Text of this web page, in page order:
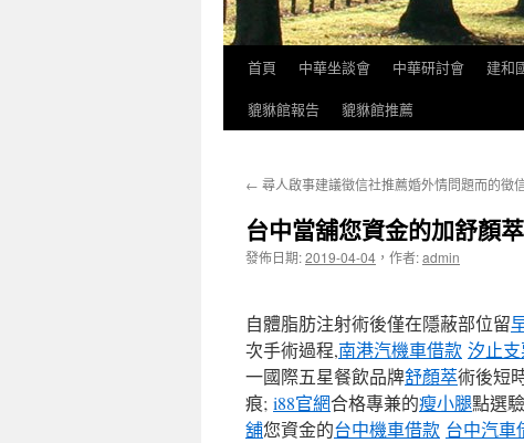
首頁 中華坐談會 中華研討會 建和
貔貅館報告
貔貅館推薦
← 尋人啟事建議徵信社推薦婚外情問題而的徵
台中當舖您資金的加舒顏
發佈日期:2019-04-04 ， 作者:admin
自體脂肪注射術後僅在隱蔽部位留
次手術過程,南港汽機車借款 汐止
一國際五星餐飲品牌舒顏萃術後短
痕; i88官網合格專兼的瘦小腿點選
舖您資金的台中機車借款 台中汽車